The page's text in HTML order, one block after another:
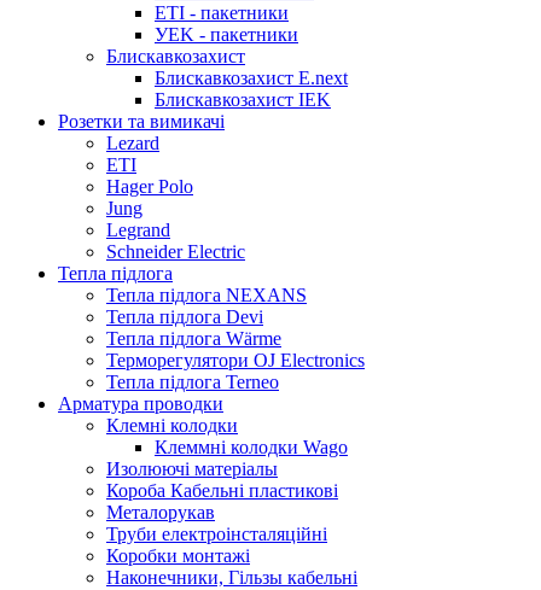
ETI - пакетники
УEK - пакетники
Блискавкозахист
Блискавкозахист E.next
Блискавкозахист IEK
Розетки та вимикачі
Lezard
ETI
Hager Polo
Jung
Legrand
Sсhneider Electric
Тепла підлога
Тепла підлога NEXANS
Тепла підлога Devi
Тепла підлога Wärme
Терморегулятори OJ Electronics
Тепла підлога Terneo
Арматура проводки
Клемні колодки
Клеммні колодки Wago
Изолюючі матеріалы
Короба Кабельні пластикові
Металорукав
Труби електроінсталяційні
Коробки монтажі
Наконечники, Гільзы кабельні